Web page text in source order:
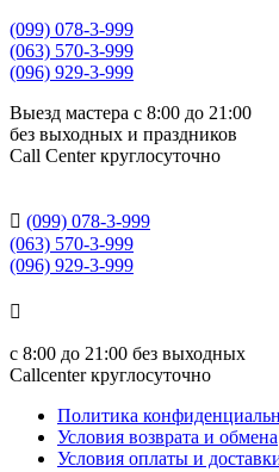
(099) 078-3-999
(063) 570-3-999
(096) 929-3-999
Выезд мастера с 8:00 до 21:00
без выходных и праздников
Сall Сenter круглосуточно
 (099) 078-3-999
(063) 570-3-999
(096) 929-3-999

с 8:00 до 21:00 без выходных
Callcenter круглосуточно
Политика
Условия возврата и обмена
Условия оплаты и